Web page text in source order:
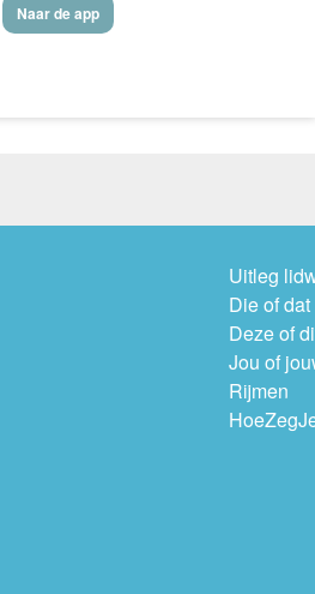
Naar de app
Uitleg
Die of dat
Deze of
Jou of
Rijmen